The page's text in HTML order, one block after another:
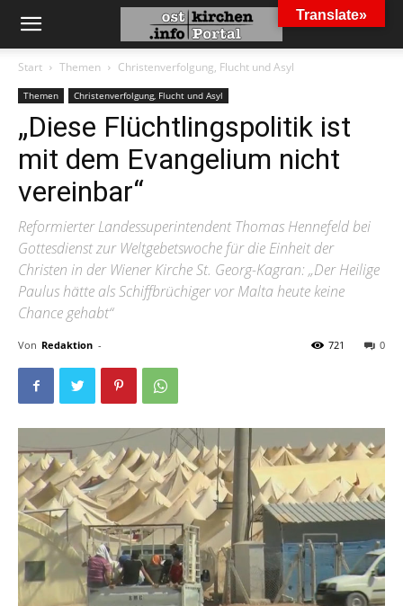
Start Themen Christenverfolgung, Flucht und Asyl
Themen Christenverfolgung, Flucht und Asyl
„Diese Flüchtlingspolitik ist
mit dem Evangelium nicht
vereinbar“
Reformierter Landessuperintendent Thomas Hennefeld bei
Gottesdienst zur Weltgebetswoche für die Einheit der
Christen in der Wiener Kirche St. Georg-Kagran: „Der Heilige
Paulus hätte als Schiffbrüchiger vor Malta heute keine
Chance gehabt“
Von Redaktion - 0
721
Translate»